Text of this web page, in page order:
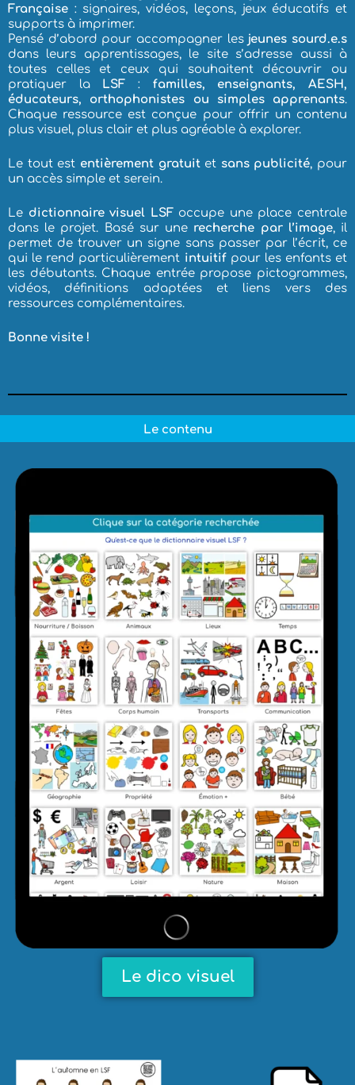
Française : signaires, vidéos, leçons, jeux éducatifs et
supports à imprimer.
Pensé d’abord pour accompagner les jeunes sourd.e.s
dans leurs apprentissages, le site s’adresse aussi à
toutes celles et ceux qui souhaitent découvrir ou
pratiquer la LSF : familles, enseignants, AESH,
éducateurs, orthophonistes ou simples apprenants.
Chaque ressource est conçue pour offrir un contenu
plus visuel, plus clair et plus agréable à explorer.
Le tout est entièrement gratuitet sans publicité, pour
un accès simple et serein.
Le dictionnaire visuel LSFoccupe une place centrale
dans le projet. Basé sur une recherche par l’image, il
permet de trouver un signe sans passer par l’écrit, ce
qui le rend particulièrement intuitifpour les enfants et
les débutants. Chaque entrée propose pictogrammes,
vidéos, définitions adaptées et liens vers des
ressources complémentaires.
Bonne visite !
Le contenu
Le dico visuel